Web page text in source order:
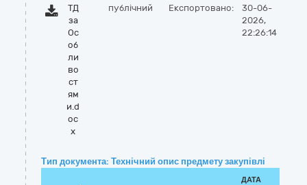
ТД
за
Ос
об
ли
во
ст
ям
и.d
oc
x
публічний Експортовано:
30-06-
2026,
22:26:14
Тип документа: Технічний опис предмету закупівлі
ДАТА